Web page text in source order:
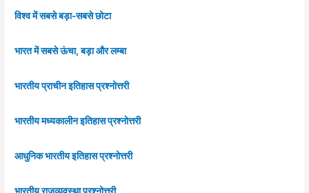
विश्व में सबसे बड़ा-सबसे छोटा
भारत में सबसे ऊंचा, बड़ा और लम्बा
भारतीय प्राचीन इतिहास प्रश्नोत्तरी
भारतीय मध्यकालीन इतिहास प्रश्नोत्तरी
आधुनिक भारतीय इतिहास प्रश्नोत्तरी